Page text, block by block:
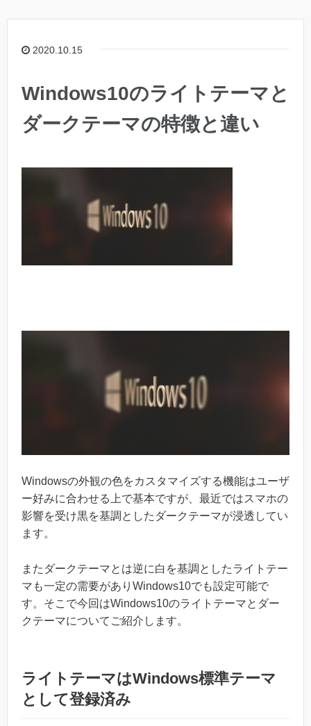
2020.10.15
Windows10のライトテーマと
ダークテーマの特徴と違い
Windowsの外観の色をカスタマイズする機能はユーザ
ー好みに合わせる上で基本ですが、最近ではスマホの
影響を受け黒を基調としたダークテーマが浸透してい
ます。
またダークテーマとは逆に白を基調としたライトテー
マも一定の需要がありWindows10でも設定可能で
す。そこで今回はWindows10のライトテーマとダー
クテーマについてご紹介します。
ライトテーマはWindows標準テーマ
として登録済み